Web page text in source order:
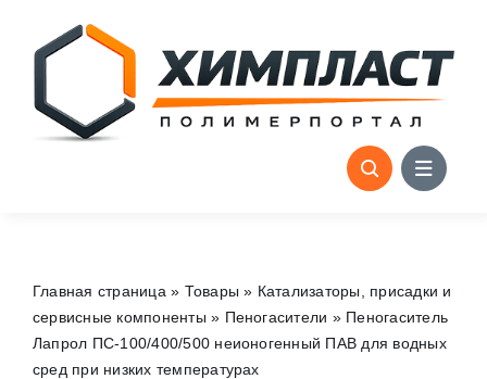
content
Главная страница » Товары » Катализаторы, присадки и
сервисные компоненты » Пеногасители » Пеногаситель
Лапрол ПС-100/400/500 неионогенный ПАВ для водных
сред при низких температурах